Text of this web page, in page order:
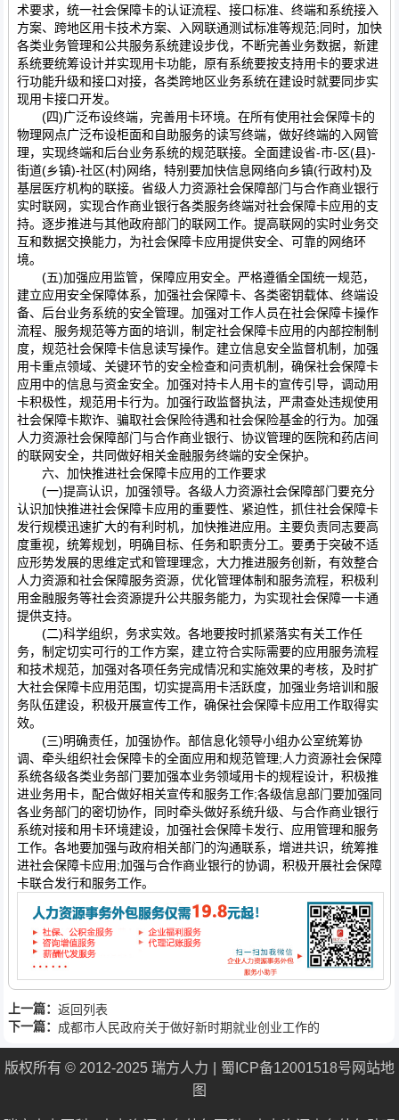
术要求，统一社会保障卡的认证流程、接口标准、终端和系统接入
方案、跨地区用卡技术方案、入网联通测试标准等规范;同时，加快
各类业务管理和公共服务系统建设步伐，不断完善业务数据，新建
系统要统筹设计并实现用卡功能，原有系统要按支持用卡的要求进
行功能升级和接口对接，各类跨地区业务系统在建设时就要同步实
现用卡接口开发。
(四)广泛布设终端，完善用卡环境。在所有使用社会保障卡的
物理网点广泛布设柜面和自助服务的读写终端，做好终端的入网管
理，实现终端和后台业务系统的规范联接。全面建设省-市-区(县)-
街道(乡镇)-社区(村)网络，特别要加快信息网络向乡镇(行政村)及
基层医疗机构的联接。省级人力资源社会保障部门与合作商业银行
实时联网，实现合作商业银行各类服务终端对社会保障卡应用的支
持。逐步推进与其他政府部门的联网工作。提高联网的实时业务交
互和数据交换能力，为社会保障卡应用提供安全、可靠的网络环
境。
(五)加强应用监管，保障应用安全。严格遵循全国统一规范，
建立应用安全保障体系，加强社会保障卡、各类密钥载体、终端设
备、后台业务系统的安全管理。加强对工作人员在社会保障卡操作
流程、服务规范等方面的培训，制定社会保障卡应用的内部控制制
度，规范社会保障卡信息读写操作。建立信息安全监督机制，加强
用卡重点领域、关键环节的安全检查和问责机制，确保社会保障卡
应用中的信息与资金安全。加强对持卡人用卡的宣传引导，调动用
卡积极性，规范用卡行为。加强行政监督执法，严肃查处违规使用
社会保障卡欺诈、骗取社会保险待遇和社会保险基金的行为。加强
人力资源社会保障部门与合作商业银行、协议管理的医院和药店间
的联网安全，共同做好相关金融服务终端的安全保护。
六、加快推进社会保障卡应用的工作要求
(一)提高认识，加强领导。各级人力资源社会保障部门要充分
认识加快推进社会保障卡应用的重要性、紧迫性，抓住社会保障卡
发行规模迅速扩大的有利时机，加快推进应用。主要负责同志要高
度重视，统筹规划，明确目标、任务和职责分工。要勇于突破不适
应形势发展的思维定式和管理理念，大力推进服务创新，有效整合
人力资源和社会保障服务资源，优化管理体制和服务流程，积极利
用金融服务等社会资源提升公共服务能力，为实现社会保障一卡通
提供支持。
(二)科学组织，务求实效。各地要按时抓紧落实有关工作任
务，制定切实可行的工作方案，建立符合实际需要的应用服务流程
和技术规范，加强对各项任务完成情况和实施效果的考核，及时扩
大社会保障卡应用范围，切实提高用卡活跃度，加强业务培训和服
务队伍建设，积极开展宣传工作，确保社会保障卡应用工作取得实
效。
(三)明确责任，加强协作。部信息化领导小组办公室统筹协
调、牵头组织社会保障卡的全面应用和规范管理;人力资源社会保障
系统各级各类业务部门要加强本业务领域用卡的规程设计，积极推
进业务用卡，配合做好相关宣传和服务工作;各级信息部门要加强同
各业务部门的密切协作，同时牵头做好系统升级、与合作商业银行
系统对接和用卡环境建设，加强社会保障卡发行、应用管理和服务
工作。各地要加强与政府相关部门的沟通联系，增进共识，统筹推
进社会保障卡应用;加强与合作商业银行的协调，积极开展社会保障
卡联合发行和服务工作。
上一篇： 返回列表
下一篇： 成都市人民政府关于做好新时期就业创业工作的
实施意见
版权所有 © 2012-2025 瑞方人力 蜀ICP备12001518号 网站地
图